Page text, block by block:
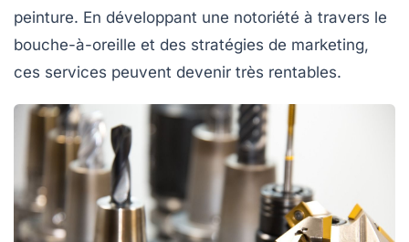
peinture. En développant une notoriété à travers le
bouche-à-oreille et des stratégies de marketing,
ces services peuvent devenir très rentables.